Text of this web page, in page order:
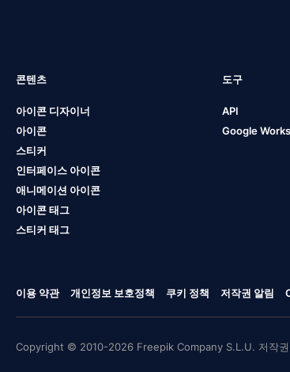
콘텐츠
아이콘 디자이너
아이콘
스티커
인터페이스 아이콘
애니메이션 아이콘
아이콘 태그
스티커 태그
도구
API
Google
이용 약관 개인정보 보호정책 쿠키 정책 저작권 알림
Copyright © 2010-2026 Freepik Company S.L.U. 저작권